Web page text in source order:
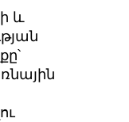
և